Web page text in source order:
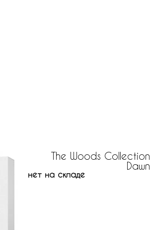
The Woods Collection
Dawn
нет на складе